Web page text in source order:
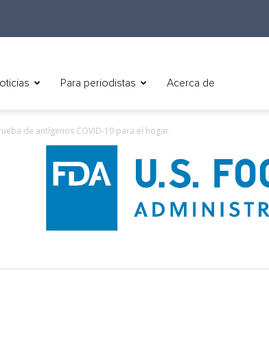
Para periodistas Acerca de
de antígenos COVID-19 para el hogar